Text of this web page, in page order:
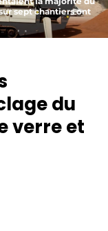
sept chantiers ont
du
verre et